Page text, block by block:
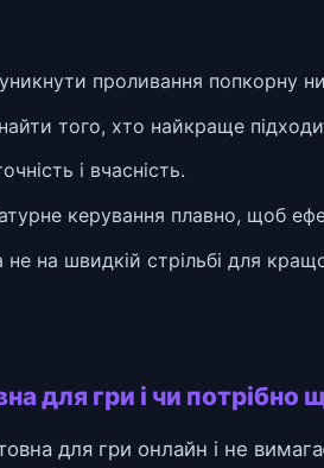
проливання попкорну
того, хто найкраще
і вчасність.
керування плавно, щоб
не на швидкій стрільбі для
для гри і чи потрібно
для гри онлайн і не